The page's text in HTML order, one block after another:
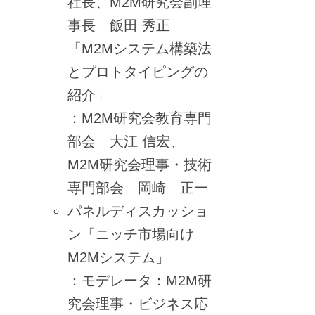
事長 飯田 秀正
「M2Mシステム構築法
とプロトタイピングの
紹介」
：M2M研究会教育専門
部会 大江 信宏、
M2M研究会理事・技術
専門部会 岡崎 正一
パネルディスカッショ
ン「ニッチ市場向け
M2Mシステム」
：モデレータ：M2M研
究会理事・ビジネス応